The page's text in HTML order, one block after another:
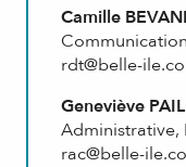
Camille
rdt@belle-
Geneviève
Administrative,
rac@belle-